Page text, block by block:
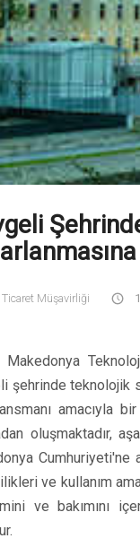
Müşavirliği
Makedonya
şehrinde teknolojik
amacıyla
oluşmaktadır,
Cumhuriyeti'ne
ve kullanım
ve bakımını